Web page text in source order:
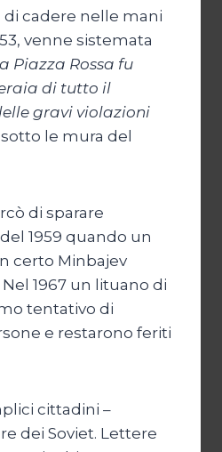
di cadere nelle mani
venne sistemata
Piazza Rossa fu
di tutto il
gravi violazioni
le mura del
di sparare
1959 quando un
certo Minbajev
1967 un lituano di
tentativo di
e restarono feriti
cittadini –
dei Soviet. Lettere